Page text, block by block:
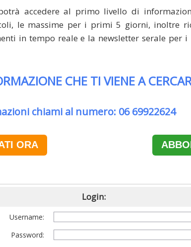
accedere al primo livello di
le massime per i primi 5 giorni, inoltre
in tempo reale e la newsletter serale per
CHE TI VIENE A
chiami al numero: 06 69922624
ORA
Login:
Username:
Password: